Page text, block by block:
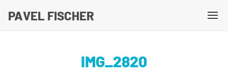
PAVEL FISCHER
M
IMG_2820